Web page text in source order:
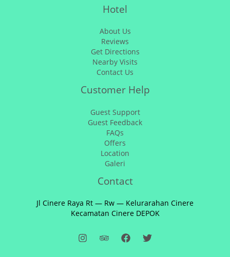
Hotel
About Us
Reviews
Get Directions
Nearby Visits
Contact Us
Customer Help
Guest Support
Guest Feedback
FAQs
Offers
Location
Galeri
Contact
Jl Cinere Raya Rt — Rw — Kelurarahan Cinere
Kecamatan Cinere DEPOK